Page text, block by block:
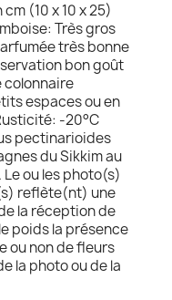
(10 x 10 x 25)
Très gros
très bonne
bon goût
colonnaire
espaces ou en
-20°C
pectinarioides
du Sikkim au
ou les photo(s)
reflète(nt) une
la réception de
poids la présence
ou non de fleurs
la photo ou de la